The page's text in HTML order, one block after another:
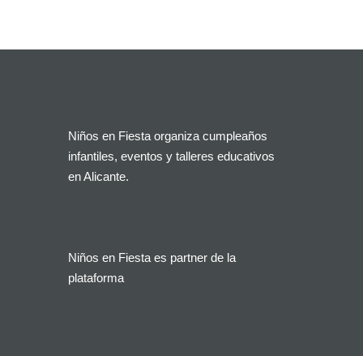
Niños en Fiesta organiza cumpleaños
infantiles, eventos y talleres educativos
en Alicante.
Niños en Fiesta es partner de la
plataforma